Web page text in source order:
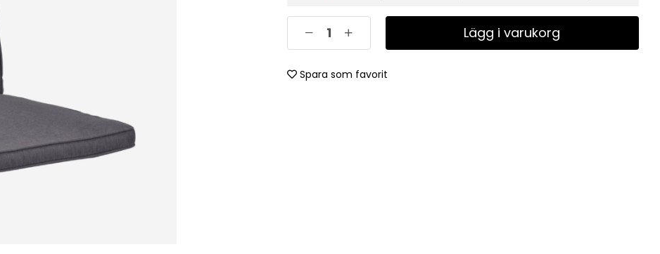
Lägg i varukorg
Spara som favorit